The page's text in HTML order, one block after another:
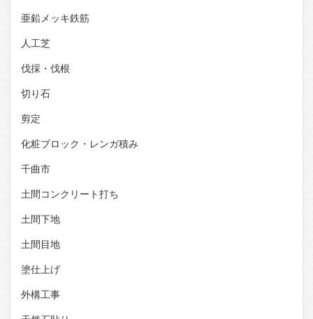
亜鉛メッキ鉄筋
人工芝
伐採・伐根
切り石
剪定
化粧ブロック・レンガ積み
千曲市
土間コンクリート打ち
土間下地
土間目地
塗仕上げ
外構工事